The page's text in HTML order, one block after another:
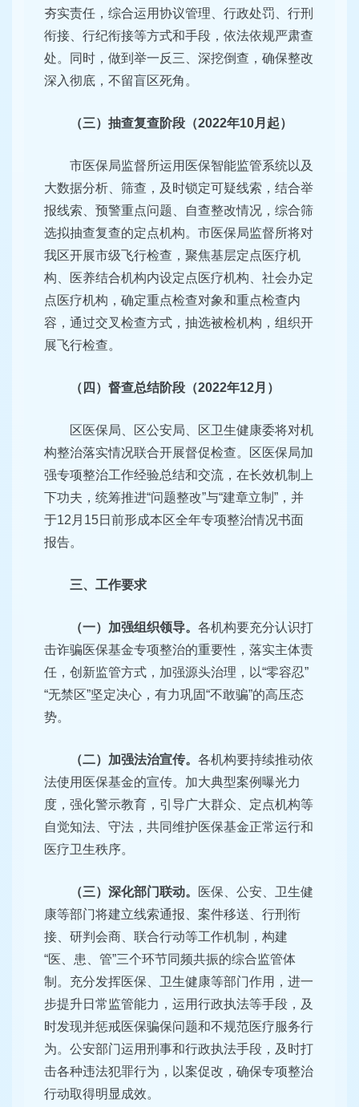
夯实责任，综合运用协议管理、行政处罚、行刑
衔接、行纪衔接等方式和手段，依法依规严肃查
处。同时，做到举一反三、深挖倒查，确保整改
深入彻底，不留盲区死角。
（三）抽查复查阶段（2022年10月起）
市医保局监督所运用医保智能监管系统以及
大数据分析、筛查，及时锁定可疑线索，结合举
报线索、预警重点问题、自查整改情况，综合筛
选拟抽查复查的定点机构。市医保局监督所将对
我区开展市级飞行检查，聚焦基层定点医疗机
构、医养结合机构内设定点医疗机构、社会办定
点医疗机构，确定重点检查对象和重点检查内
容，通过交叉检查方式，抽选被检机构，组织开
展飞行检查。
（四）督查总结阶段（2022年12月）
区医保局、区公安局、区卫生健康委将对机
构整治落实情况联合开展督促检查。区医保局加
强专项整治工作经验总结和交流，在长效机制上
下功夫，统筹推进“问题整改”与“建章立制”，并
于12月15日前形成本区全年专项整治情况书面
报告。
三、工作要求
（一）加强组织领导。 各机构要充分认识打
击诈骗医保基金专项整治的重要性，落实主体责
任，创新监管方式，加强源头治理，以“零容忍”
“无禁区”坚定决心，有力巩固“不敢骗”的高压态
势。
（二）加强法治宣传。 各机构要持续推动依
法使用医保基金的宣传。加大典型案例曝光力
度，强化警示教育，引导广大群众、定点机构等
自觉知法、守法，共同维护医保基金正常运行和
医疗卫生秩序。
（三）深化部门联动。
医保、公安、卫生健
康等部门将建立线索通报、案件移送、行刑衔
接、研判会商、联合行动等工作机制，构建
“医、患、管”三个环节同频共振的综合监管体
制。充分发挥医保、卫生健康等部门作用，进一
步提升日常监管能力，运用行政执法等手段，及
时发现并惩戒医保骗保问题和不规范医疗服务行
为。公安部门运用刑事和行政执法手段，及时打
击各种违法犯罪行为，以案促改，确保专项整治
行动取得明显成效。